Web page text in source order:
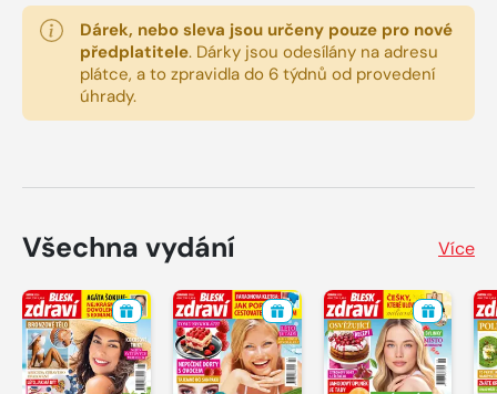
Dárek, nebo sleva jsou určeny pouze pro nové
předplatitele. Dárky jsou odesílány na adresu
plátce, a to zpravidla do 6 týdnů od provedení
úhrady.
Všechna vydání Více